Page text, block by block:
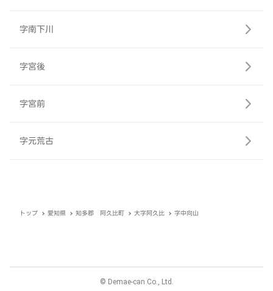
字南下川
字宮後
字宮前
字元荒古
トップ 愛知県 知多郡 阿久比町 大字阿久比 字中向山
© Demae-can Co., Ltd.